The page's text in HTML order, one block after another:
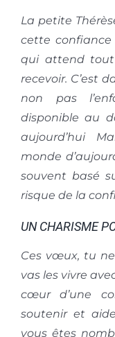
La petite
cette
qui attend
recevoir. C’est
non pas
disponible au
aujourd’hui
monde
souvent basé
risque de la
UN CHARISME
Ces vœux, tu
vas les vivre
cœur d’une
soutenir et
vous êtes